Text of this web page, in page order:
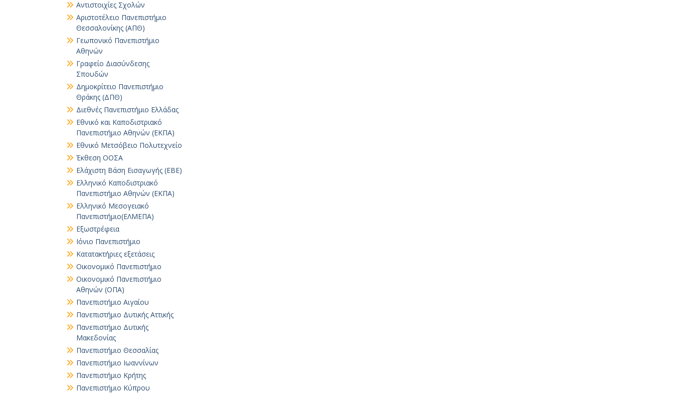
Αντιστοιχίες Σχολών
Αριστοτέλειο Πανεπιστήμιο
Θεσσαλονίκης (ΑΠΘ)
Γεωπονικό Πανεπιστήμιο
Αθηνών
Γραφείο Διασύνδεσης
Σπουδών
Δημοκρίτειο Πανεπιστήμιο
Θράκης (ΔΠΘ)
Διεθνές Πανεπιστήμιο Ελλάδας
Εθνικό και Καποδιστριακό
Πανεπιστήμιο Αθηνών (ΕΚΠΑ)
Εθνικό Μετσόβειο Πολυτεχνείο
Έκθεση ΟΟΣΑ
Ελάχιστη Βάση Εισαγωγής (ΕΒΕ)
Ελληνικό Καποδιστριακό
Πανεπιστήμιο Αθηνών (ΕΚΠΑ)
Ελληνικό Μεσογειακό
Πανεπιστήμιο(ΕΛΜΕΠΑ)
Εξωστρέφεια
Ιόνιο Πανεπιστήμιο
Κατατακτήριες εξετάσεις
Οικονομικό Πανεπιστήμιο
Οικονομικό Πανεπιστήμιο
Αθηνών (ΟΠΑ)
Πανεπιστήμιο Αιγαίου
Πανεπιστήμιο Δυτικής Αττικής
Πανεπιστήμιο Δυτικής
Μακεδονίας
Πανεπιστήμιο Θεσσαλίας
Πανεπιστήμιο Ιωαννίνων
Πανεπιστήμιο Κρήτης
Πανεπιστήμιο Κύπρου